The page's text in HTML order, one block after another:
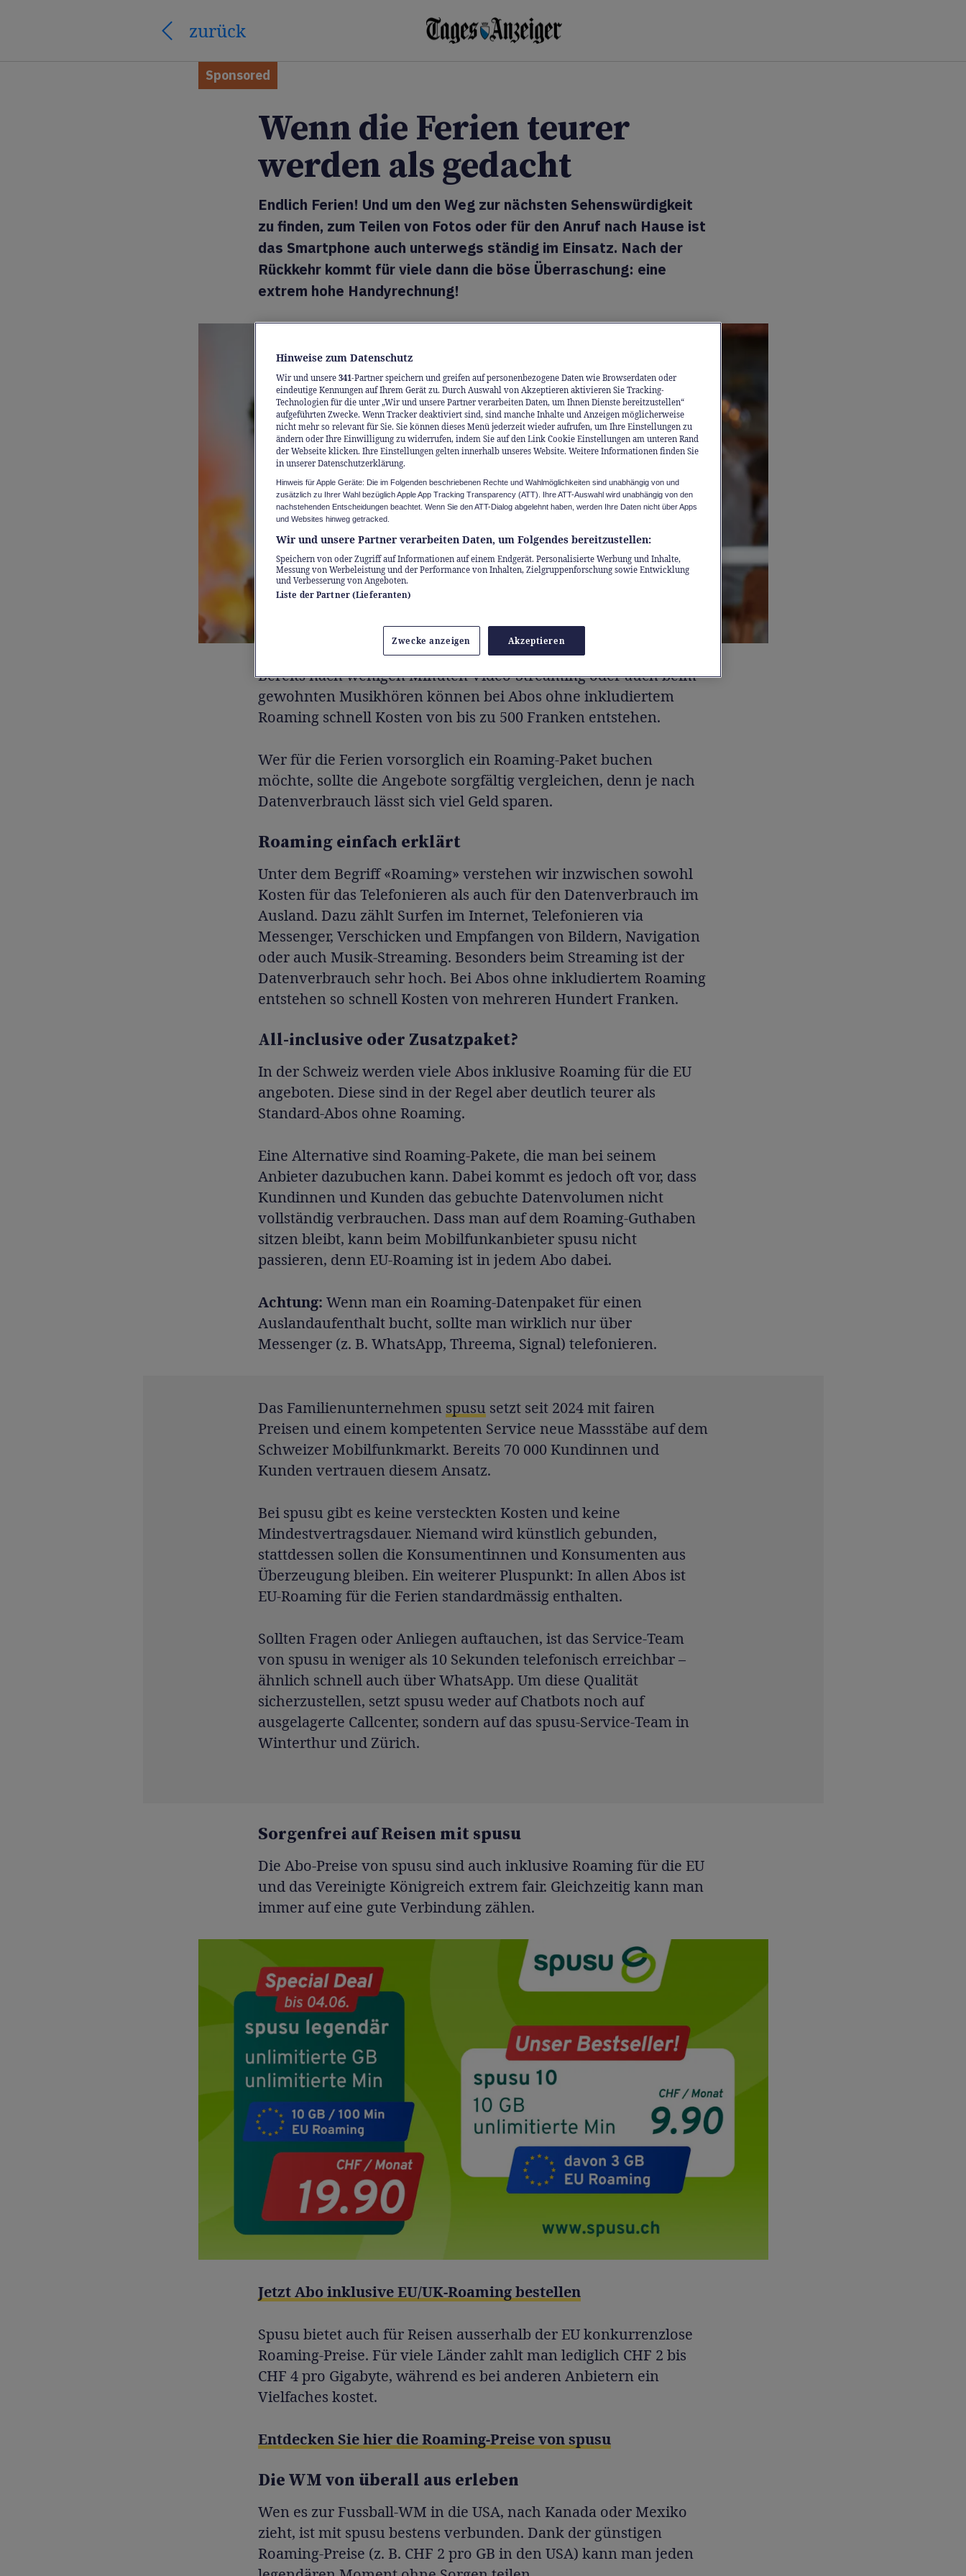
zurück
Sponsored
Wenn die Ferien teurer
werden als gedacht
Endlich Ferien! Und um den Weg zur nächsten Sehenswürdigkeit
zu finden, zum Teilen von Fotos oder für den Anruf nach Hause ist
das Smartphone auch unterwegs ständig im Einsatz. Nach der
Rückkehr kommt für viele dann die böse Überraschung: eine
extrem hohe Handyrechnung!
Bereits nach wenigen Minuten Video-Streaming oder auch beim
gewohnten Musikhören können bei Abos ohne inkludiertem
Roaming schnell Kosten von bis zu 500 Franken entstehen.
Wer für die Ferien vorsorglich ein Roaming-Paket buchen
möchte, sollte die Angebote sorgfältig vergleichen, denn je nach
Datenverbrauch lässt sich viel Geld sparen.
Roaming einfach erklärt
Unter dem Begriff «Roaming» verstehen wir inzwischen sowohl
Kosten für das Telefonieren als auch für den Datenverbrauch im
Ausland. Dazu zählt Surfen im Internet, Telefonieren via
Messenger, Verschicken und Empfangen von Bildern, Navigation
oder auch Musik-Streaming. Besonders beim Streaming ist der
Datenverbrauch sehr hoch. Bei Abos ohne inkludiertem Roaming
entstehen so schnell Kosten von mehreren Hundert Franken.
All-inclusive oder Zusatzpaket?
In der Schweiz werden viele Abos inklusive Roaming für die EU
angeboten. Diese sind in der Regel aber deutlich teurer als
Standard-Abos ohne Roaming.
Eine Alternative sind Roaming-Pakete, die man bei seinem
Anbieter dazubuchen kann. Dabei kommt es jedoch oft vor, dass
Kundinnen und Kunden das gebuchte Datenvolumen nicht
vollständig verbrauchen. Dass man auf dem Roaming-Guthaben
sitzen bleibt, kann beim Mobilfunkanbieter spusu nicht
passieren, denn EU-Roaming ist in jedem Abo dabei.
Achtung: Wenn man ein Roaming-Datenpaket für einen
Auslandaufenthalt bucht, sollte man wirklich nur über
Messenger (z. B. WhatsApp, Threema, Signal) telefonieren.
Das Familienunternehmen spusu setzt seit 2024 mit fairen
Preisen und einem kompetenten Service neue Massstäbe auf dem
Schweizer Mobilfunkmarkt. Bereits 70 000 Kundinnen und
Kunden vertrauen diesem Ansatz.
Bei spusu gibt es keine versteckten Kosten und keine
Mindestvertragsdauer. Niemand wird künstlich gebunden,
stattdessen sollen die Konsumentinnen und Konsumenten aus
Überzeugung bleiben. Ein weiterer Pluspunkt: In allen Abos ist
EU-Roaming für die Ferien standardmässig enthalten.
Sollten Fragen oder Anliegen auftauchen, ist das Service-Team
von spusu in weniger als 10 Sekunden telefonisch erreichbar –
ähnlich schnell auch über WhatsApp. Um diese Qualität
sicherzustellen, setzt spusu weder auf Chatbots noch auf
ausgelagerte Callcenter, sondern auf das spusu-Service-Team in
Winterthur und Zürich.
Sorgenfrei auf Reisen mit spusu
Die Abo-Preise von spusu sind auch inklusive Roaming für die EU
und das Vereinigte Königreich extrem fair. Gleichzeitig kann man
immer auf eine gute Verbindung zählen.
Jetzt Abo inklusive EU/UK-Roaming bestellen
Spusu bietet auch für Reisen ausserhalb der EU konkurrenzlose
Roaming-Preise. Für viele Länder zahlt man lediglich CHF 2 bis
CHF 4 pro Gigabyte, während es bei anderen Anbietern ein
Vielfaches kostet.
Entdecken Sie hier die Roaming-Preise von spusu
Die WM von überall aus erleben
Wen es zur Fussball-WM in die USA, nach Kanada oder Mexiko
zieht, ist mit spusu bestens verbunden. Dank der günstigen
Roaming-Preise (z. B. CHF 2 pro GB in den USA) kann man jeden
Hinweise zum Datenschutz
Wir und unsere 341-Partner speichern und greifen auf personenbezogene Daten wie Browserdaten oder
eindeutige Kennungen auf Ihrem Gerät zu. Durch Auswahl von Akzeptieren aktivieren Sie Tracking-
Technologien für die unter „Wir und unsere Partner verarbeiten Daten, um Ihnen Dienste bereitzustellen“
aufgeführten Zwecke. Wenn Tracker deaktiviert sind, sind manche Inhalte und Anzeigen möglicherweise
nicht mehr so relevant für Sie. Sie können dieses Menü jederzeit wieder aufrufen, um Ihre Einstellungen zu
ändern oder Ihre Einwilligung zu widerrufen, indem Sie auf den Link Cookie Einstellungen am unteren Rand
der Webseite klicken. Ihre Einstellungen gelten innerhalb unseres Website. Weitere Informationen finden Sie
in unserer Datenschutzerklärung.
Hinweis für Apple Geräte: Die im Folgenden beschriebenen Rechte und Wahlmöglichkeiten sind unabhängig von und
zusätzlich zu Ihrer Wahl bezüglich Apple App Tracking Transparency (ATT). Ihre ATT-Auswahl wird unabhängig von den
nachstehenden Entscheidungen beachtet. Wenn Sie den ATT-Dialog abgelehnt haben, werden Ihre Daten nicht über Apps
und Websites hinweg getracked.
Wir und unsere Partner verarbeiten Daten, um Folgendes bereitzustellen:
Speichern von oder Zugriff auf Informationen auf einem Endgerät. Personalisierte Werbung und Inhalte,
Messung von Werbeleistung und der Performance von Inhalten, Zielgruppenforschung sowie Entwicklung
und Verbesserung von Angeboten.
Liste der Partner (Lieferanten)
Zwecke anzeigen Akzeptieren